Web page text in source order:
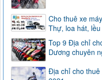
Cho thuê xe
Thự, loa hát,
Top 9 Địa chỉ
Dương chuyên
Địa chỉ cho thuê